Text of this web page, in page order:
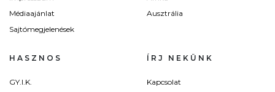
Médiaajánlat
Sajtómegjelenések
Ausztrália
HASZNOS
GY.I.K.
ÍRJ NEKÜNK
Kapcsolat